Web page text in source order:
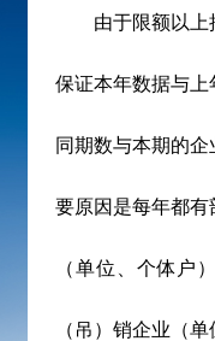
由于限额以上批
保证本年数据与
同期数与本期的
要原因是每年都
（单位、个体户
（吊）销企业（